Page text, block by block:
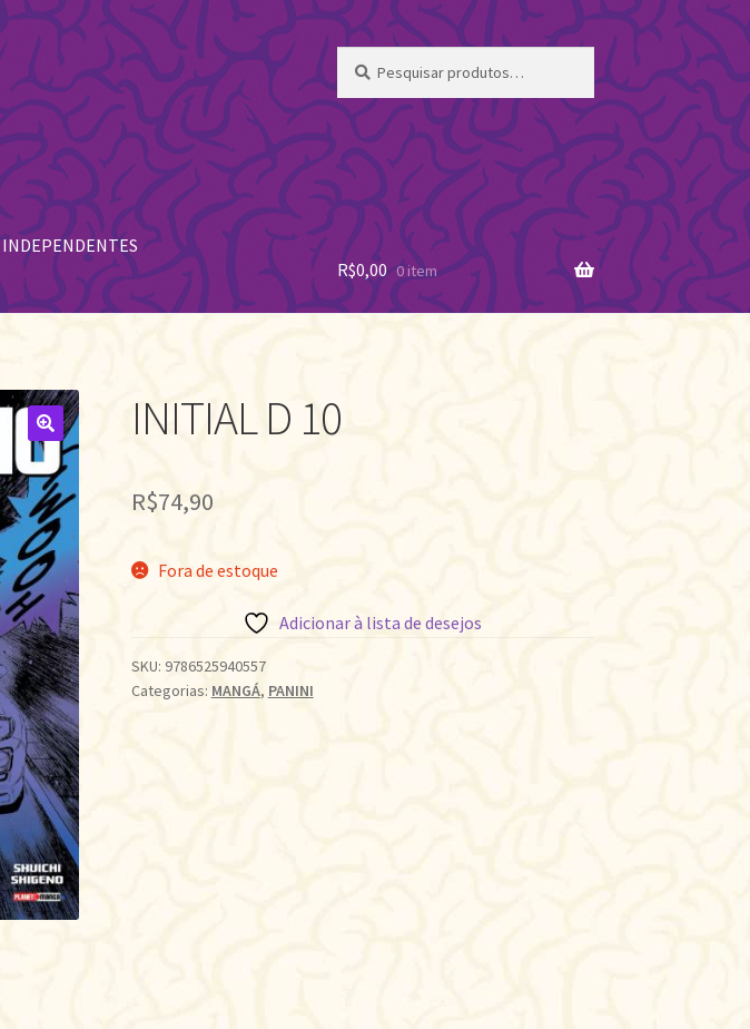
por:
INDEPENDENTES
R$0,00 0 item
🔍
INITIAL D 10
R$74,90
Fora de estoque
Adicionar à lista de desejos
SKU: 9786525940557
Categorias: MANGÁ, PANINI